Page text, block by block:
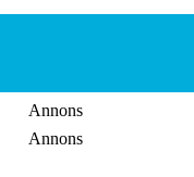
Annons
Annons